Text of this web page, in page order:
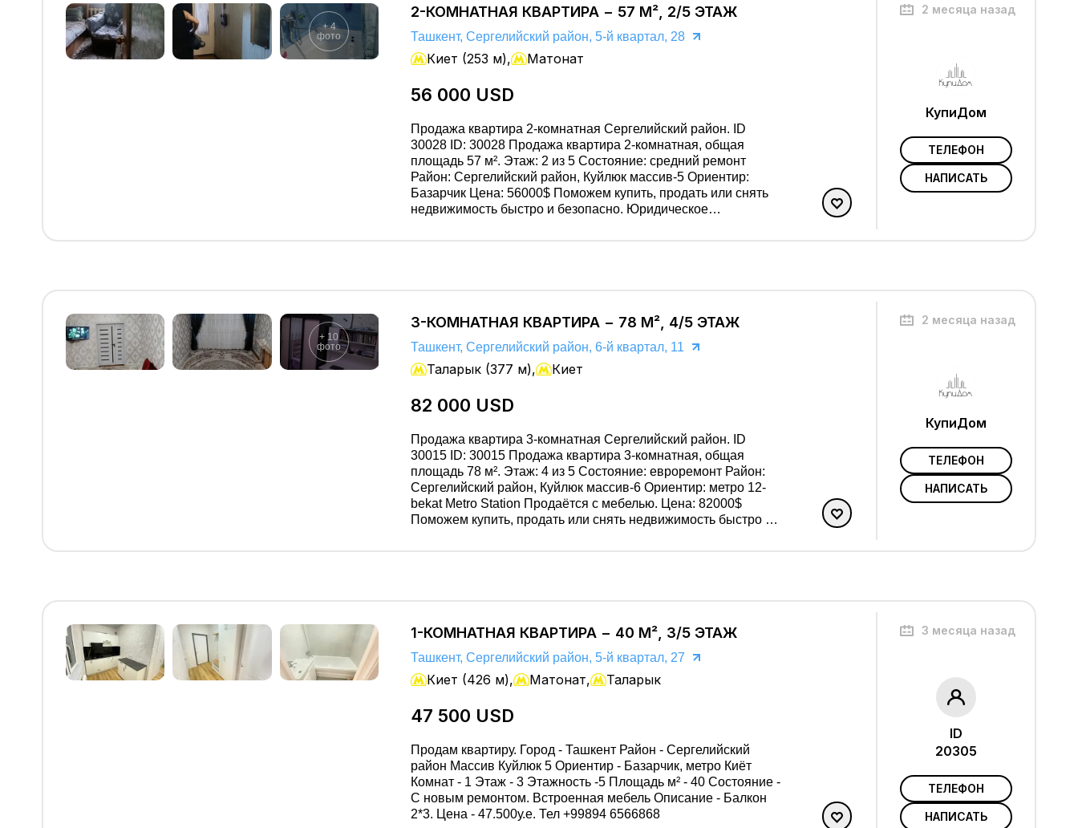
+4
фото
2-КОМНАТНАЯ КВАРТИРА − 57 М², 2/5 ЭТАЖ
Ташкент, Сергелийский район, 5-й квартал, 28
Киет (253 м), Матонат
56 000 USD
Продажа квартира 2-комнатная Сергелийский район. ID
30028 ID: 30028 Продажа квартира 2-комнатная, общая
площадь 57 м². Этаж: 2 из 5 Состояние: средний ремонт
Район: Сергелийский район, Куйлюк массив-5 Ориентир:
Базарчик Цена: 56000$ Поможем купить, продать или снять
недвижимость быстро и безопасно. Юридическое
951455455 / 981603666
2 месяца назад
КупиДом
ТЕЛЕФОН
НАПИСАТЬ
+10
фото
3-КОМНАТНАЯ КВАРТИРА − 78 М², 4/5 ЭТАЖ
Ташкент, Сергелийский район, 6-й квартал, 11
Таларык (377 м), Киет
82 000 USD
Продажа квартира 3-комнатная Сергелийский район. ID
30015 ID: 30015 Продажа квартира 3-комнатная, общая
площадь 78 м². Этаж: 4 из 5 Состояние: евроремонт Район:
Сергелийский район, Куйлюк массив-6 Ориентир: метро 12-
bekat Metro Station Продаётся с мебелью. Цена: 82000$
Поможем купить, продать или снять недвижимость быстро и
вариант. Звоните: 951455455 / 981603666
2 месяца назад
КупиДом
ТЕЛЕФОН
НАПИСАТЬ
1-КОМНАТНАЯ КВАРТИРА − 40 М², 3/5 ЭТАЖ
Ташкент, Сергелийский район, 5-й квартал, 27
Киет (426 м), Матонат, Таларык
47 500 USD
Продам квартиру. Город - Ташкент Район - Сергелийский
район Массив Куйлюк 5 Ориентир - Базарчик, метро Киёт
Комнат - 1 Этаж - 3 Этажность -5 Площадь м² - 40 Состояние -
С новым ремонтом. Встроенная мебель Описание - Балкон
2*3. Цена - 47.500у.е. Тел +99894 6566868
3 месяца назад
ID
20305
ТЕЛЕФОН
НАПИСАТЬ